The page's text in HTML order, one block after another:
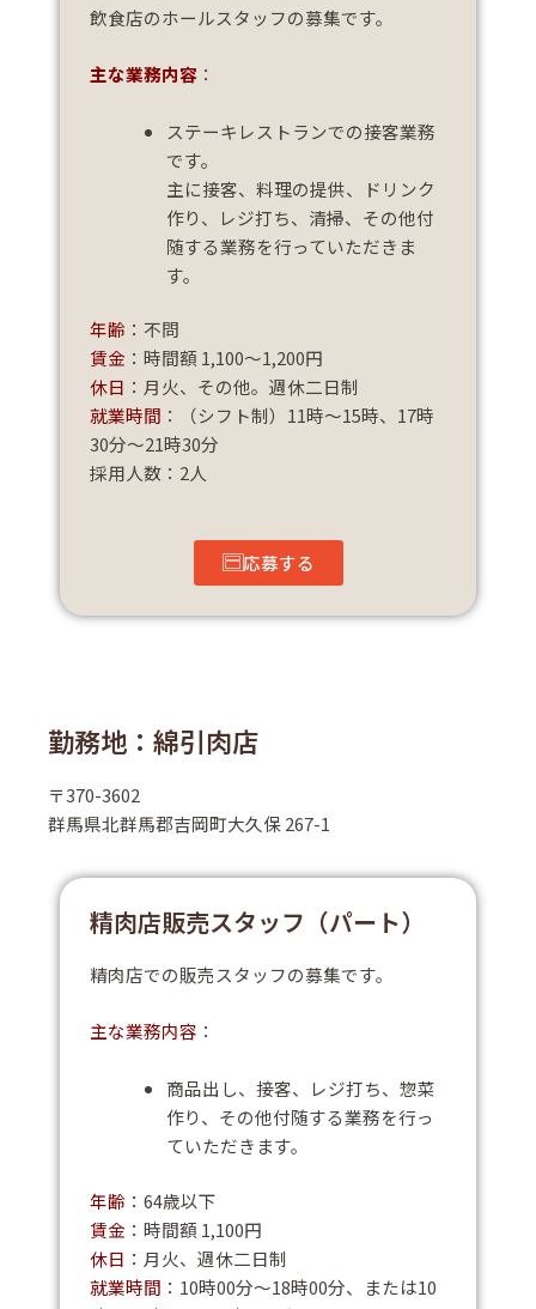
飲食店のホールスタッフの募集です。
主な業務内容 ：
ステーキレストランでの接客業務
です。
主に接客、料理の提供、ドリンク
作り、レジ打ち、清掃、その他付
随する業務を行っていただきま
す。
年齢 ：不問
賃金 ：時間額 1,100～1,200円
休日 ：月火、その他。週休二日制
就業時間 ：（シフト制）11時～15時、17時
30分～21時30分
採用人数：2人
応募する
勤務地：綿引肉店
〒370-3602
群馬県北群馬郡吉岡町大久保 267-1
精肉店販売スタッフ（パート）
精肉店での販売スタッフの募集です。
主な業務内容 ：
商品出し、接客、レジ打ち、惣菜
作り、その他付随する業務を行っ
ていただきます。
年齢 ：64歳以下
賃金 ：時間額 1,100円
休日 ：月火、週休二日制
就業時間 ：10時00分～18時00分、または10